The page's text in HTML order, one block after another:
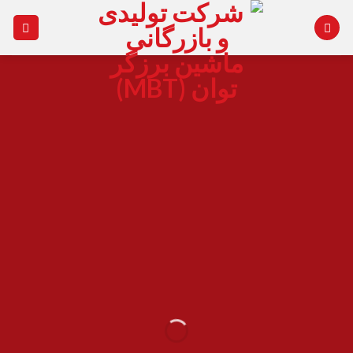
Banners with